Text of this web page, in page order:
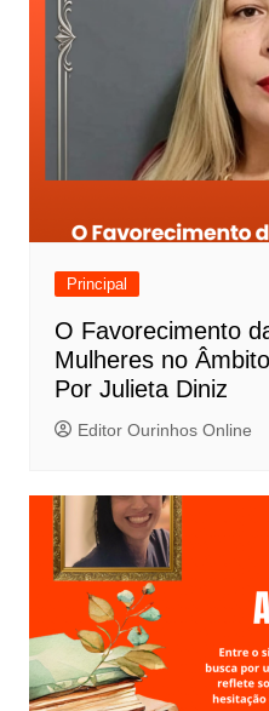
Principal
O Favorecimento
Mulheres no
Por Julieta Diniz
Editor Ourinhos Online